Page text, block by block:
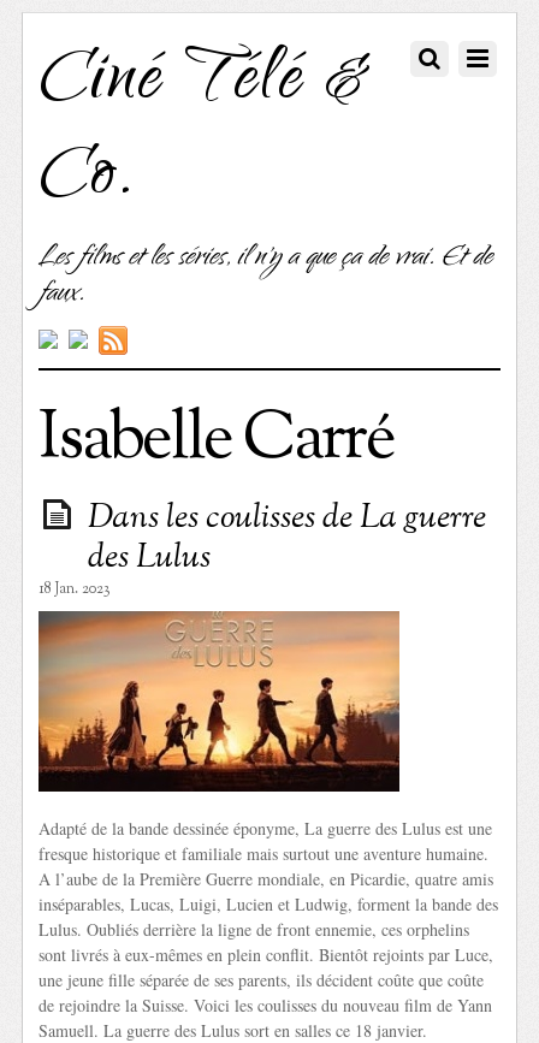
Ciné Télé &
Co.
Les films et les séries, il n'y a que ça de vrai. Et de
faux.
Isabelle Carré
Dans les coulisses de La guerre
des Lulus
18 Jan. 2023
Adapté de la bande dessinée éponyme, La guerre des Lulus est une
fresque historique et familiale mais surtout une aventure humaine.
A l’aube de la Première Guerre mondiale, en Picardie, quatre amis
inséparables, Lucas, Luigi, Lucien et Ludwig, forment la bande des
Lulus. Oubliés derrière la ligne de front ennemie, ces orphelins
sont livrés à eux-mêmes en plein conflit. Bientôt rejoints par Luce,
une jeune fille séparée de ses parents, ils décident coûte que coûte
de rejoindre la Suisse. Voici les coulisses du nouveau film de Yann
Samuell. La guerre des Lulus sort en salles ce 18 janvier.